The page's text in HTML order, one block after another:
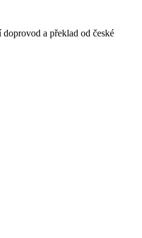
a překlad od české